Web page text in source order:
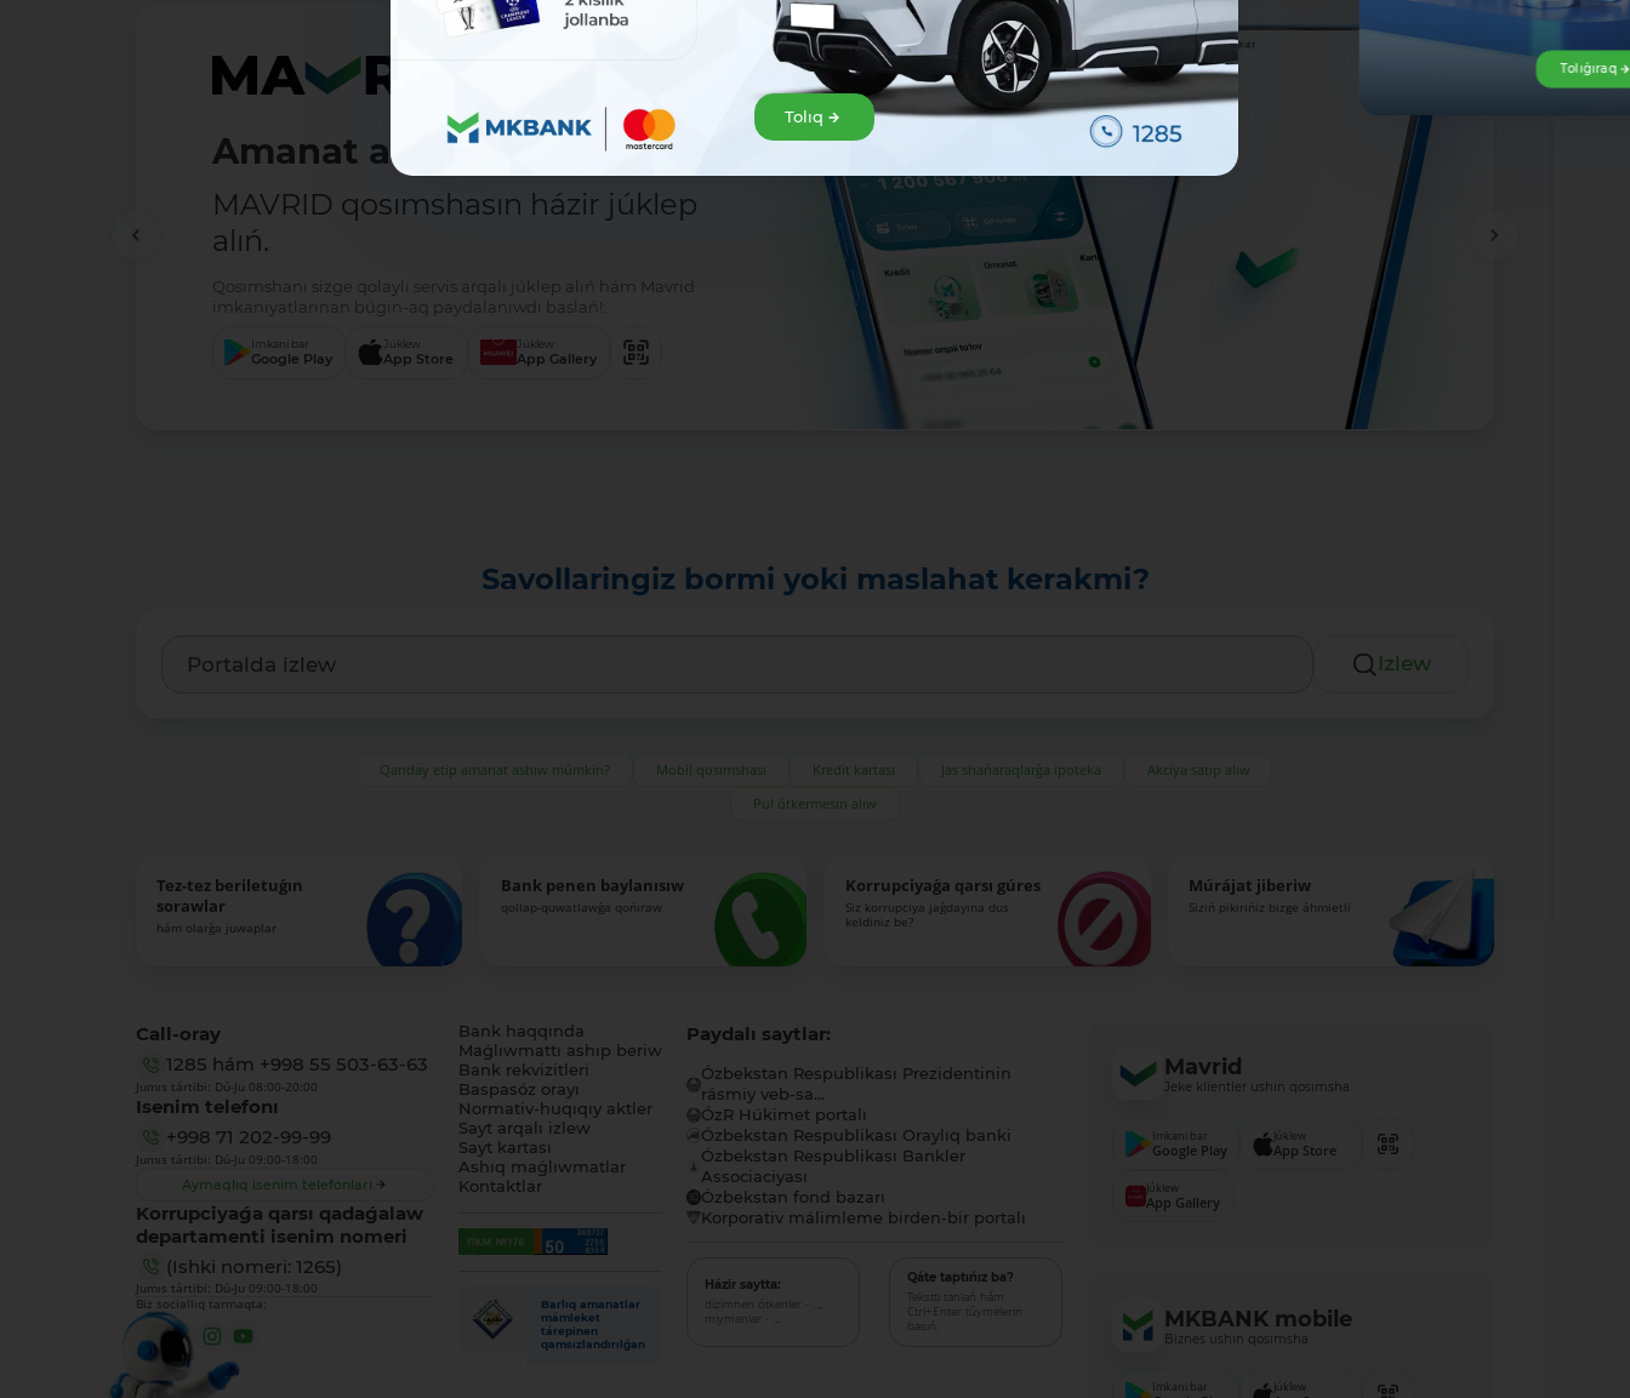
Amanat ashıw - ańsat!
MAVRID qosımshasın házir júklep
alıń.
Qosımshanı sizge qolaylı servis arqalı júklep alıń hám Mavrid
imkaniyatlarınan búgin-aq paydalanıwdı baslań!:
Imkani bar
Google Play
Júklew
App Store
Júklew
App Gallery
Savollaringiz bormi yoki maslahat kerakmi?
Izlew
Qanday etip amanat ashıw múmkin? Mobil qosımshası Kredit kartası Jas shańaraqlarǵa ipoteka
Akciya satıp alıw
Pul ótkermesin alıw
Tez-tez beriletuǵın
sorawlar
hám olarǵa juwaplar
Bank penen baylanısıw
qollap-quwatlawǵa qońıraw
Korrupciyaǵa qarsı gúres
Siz korrupciya jaǵdayına dus
keldiniz be?
Múrájat jiberiw
Siziń pikirińiz bizge áhmietli
Call-oray
1285 hám +998 55 503-63-63
Jumıs tártibi: Dú-Ju 08:00-20:00
Isenim telefonı
+998 71 202-99-99
Jumıs tártibi: Dú-Ju 09:00-18:00
Aymaqlıq isenim telefonları
Korrupciyaǵa qarsı qadaǵalaw
departamenti isenim nomeri
(Ishki nomeri: 1265)
Jumıs tártibi: Dú-Ju 09:00-18:00
Biz sociallıq tarmaqta:
Bank haqqında
Maǵlıwmattı ashıp beriw
Bank rekvizitleri
Baspasóz orayı
Normativ-huqıqıy aktler
Sayt arqalı izlew
Sayt kartası
Ashıq maǵlıwmatlar
Kontaktlar
Barlıq amanatlar
mámleket
tárepinen
qamsızlandırılǵan
Paydalı saytlar:
Ózbekstan Respublikası Prezidentinin
rásmiy veb-sa...
ÓzR Húkimet portalı
Ózbekstan Respublikası Oraylıq banki
Ózbekstan Respublikası Bankler
Associaciyası
Ózbekstan fond bazarı
Korporativ málimleme birden-bir portalı
Házir saytta:
dizimnen ótkenler - ...,
miymanlar - ...
Qáte taptıńız ba?
Tekstti tanlań hám
Ctrl+Enter túymelerin
basıń.
Mavrid
Jeke klientler ushın qosımsha
Imkani bar
Google Play
Júklew
App Store
Júklew
App Gallery
MKBANK mobile
Biznes ushın qosımsha
Imkani bar Júklew
Tolıq
Tolıǵıraq